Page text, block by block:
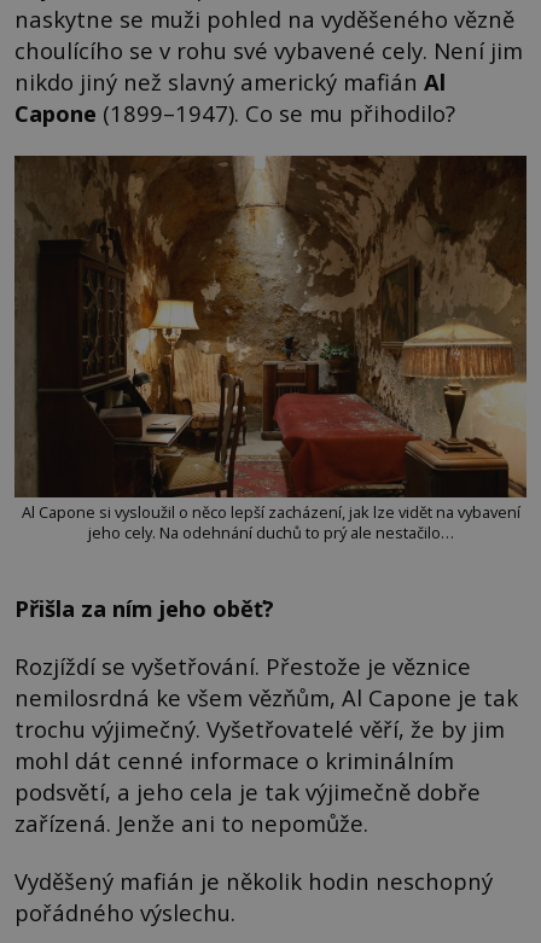
naskytne se muži pohled na vyděšeného vězně
choulícího se v rohu své vybavené cely. Není jim
nikdo jiný než slavný americký mafián Al
Capone (1899–1947). Co se mu přihodilo?
Al Capone si vysloužil o něco lepší zacházení, jak lze vidět na vybavení
jeho cely. Na odehnání duchů to prý ale nestačilo…
Přišla za ním jeho oběť?
Rozjíždí se vyšetřování. Přestože je věznice
nemilosrdná ke všem vězňům, Al Capone je tak
trochu výjimečný. Vyšetřovatelé věří, že by jim
mohl dát cenné informace o kriminálním
podsvětí, a jeho cela je tak výjimečně dobře
zařízená. Jenže ani to nepomůže.
Vyděšený mafián je několik hodin neschopný
pořádného výslechu.